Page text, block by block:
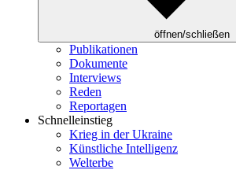
öffnen/schließen
Publikationen
Dokumente
Interviews
Reden
Reportagen
Schnelleinstieg
Krieg in der Ukraine
Künstliche Intelligenz
Welterbe